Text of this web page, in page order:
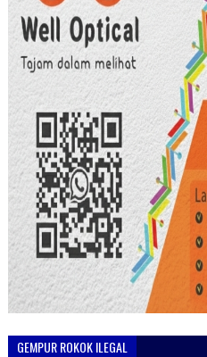
GEMPUR ROKOK ILEGAL